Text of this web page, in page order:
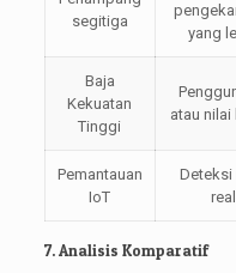
segitiga
yang
Baja
Kekuatan
Tinggi
atau
Pemantauan
IoT
Deteksi
7. Analisis Komparatif